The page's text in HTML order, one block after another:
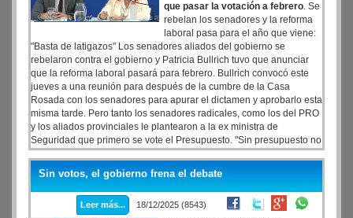
que pasar la votación a febrero. Se
rebelan los senadores y la reforma
laboral pasa para el año que viene:
"Basta de latigazos" Los senadores aliados del gobierno se
rebelaron contra el gobierno y Patricia Bullrich tuvo que anunciar
que la reforma laboral pasará para febrero. Bullrich convocó este
jueves a una reunión para después de la cumbre de la Casa
Rosada con los senadores para apurar el dictamen y aprobarlo esta
misma tarde. Pero tanto los senadores radicales, como los del PRO
y los aliados provinciales le plantearon a la ex ministra de
Seguridad que primero se vote el Presupuesto. "Sin presupuesto no
sale la reforma laboral", dijo un senador a este medio.
Sin votos, el gobierno frena el debate
Leer más... 18/12/2025 (8543)